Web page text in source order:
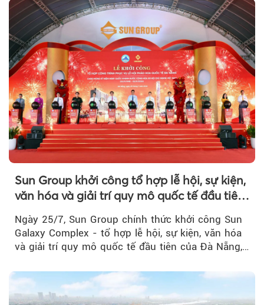
Sun Group khởi công tổ hợp lễ hội, sự kiện,
văn hóa và giải trí quy mô quốc tế đầu tiên
Ngày 25/7, Sun Group chính thức khởi công Sun
Galaxy Complex - tổ hợp lễ hội, sự kiện, văn hóa
và giải trí quy mô quốc tế đầu tiên của Đà Nẵng,…